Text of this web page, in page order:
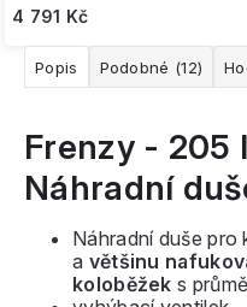
4 791 Kč
Popis Podobné (12)
Frenzy - 205
Náhradní
Náhradní duše pro
a většinu
koloběžek s